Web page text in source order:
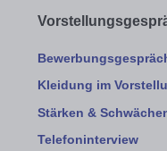
Kleidung im
Stärken &
Telefoninterview